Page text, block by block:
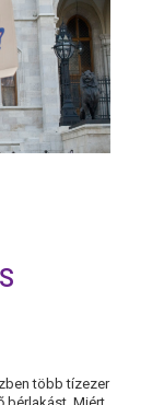
A
KIVÉGZETT
több tízezer